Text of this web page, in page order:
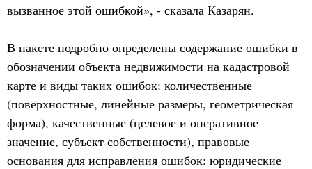
вызванное этой ошибкой», - сказала Казарян.
В пакете подробно определены содержание ошибки в
обозначении объекта недвижимости на кадастровой
карте и виды таких ошибок: количественные
(поверхностные, линейные размеры, геометрическая
форма), качественные (целевое и оперативное
значение, субъект собственности), правовые
основания для исправления ошибок: юридические